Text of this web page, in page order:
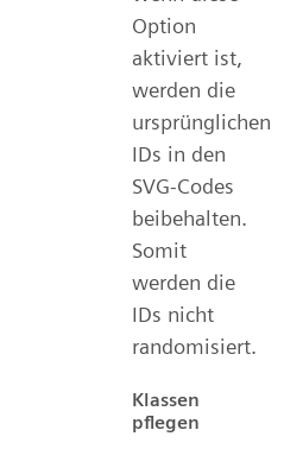
Option
aktiviert ist,
werden die
ursprünglichen
IDs in den
SVG-Codes
beibehalten.
Somit
werden die
IDs nicht
randomisiert.
Klassen
pflegen